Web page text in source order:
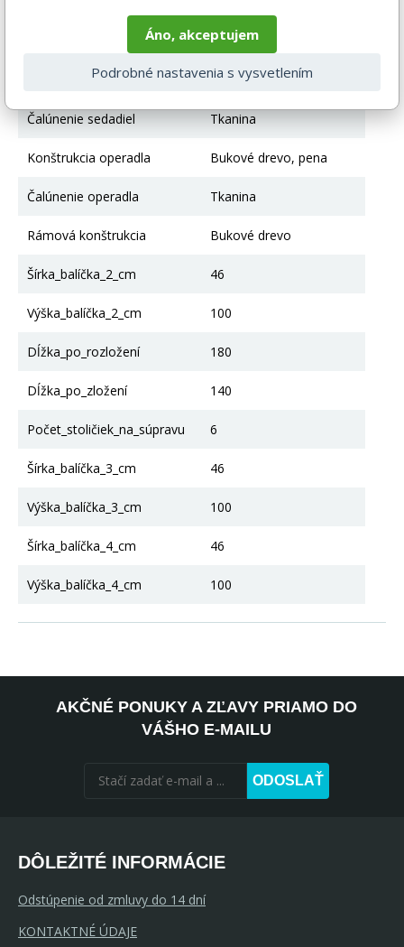
38
Konštrukcia sedadla Pena, Nábytková doska
Čalúnenie sedadiel Tkanina
Konštrukcia operadla Bukové drevo, pena
Čalúnenie operadla Tkanina
Rámová konštrukcia Bukové drevo
Šírka_balíčka_2_cm 46
Výška_balíčka_2_cm 100
Dĺžka_po_rozložení 180
Dĺžka_po_zložení 140
Počet_stoličiek_na_súpravu 6
Šírka_balíčka_3_cm 46
Výška_balíčka_3_cm 100
Šírka_balíčka_4_cm 46
Výška_balíčka_4_cm 100
AKČNÉ PONUKY A ZĽAVY PRIAMO DO
VÁŠHO E-MAILU
ODOSLAŤ
DÔLEŽITÉ INFORMÁCIE
Odstúpenie od zmluvy do 14 dní
KONTAKTNÉ ÚDAJE
Áno, akceptujem
Podrobné nastavenia s vysvetlením